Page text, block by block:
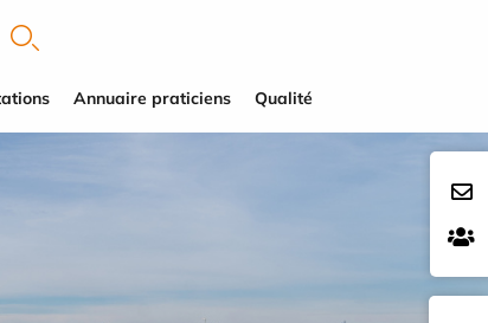
Annuaire praticiens Qualité